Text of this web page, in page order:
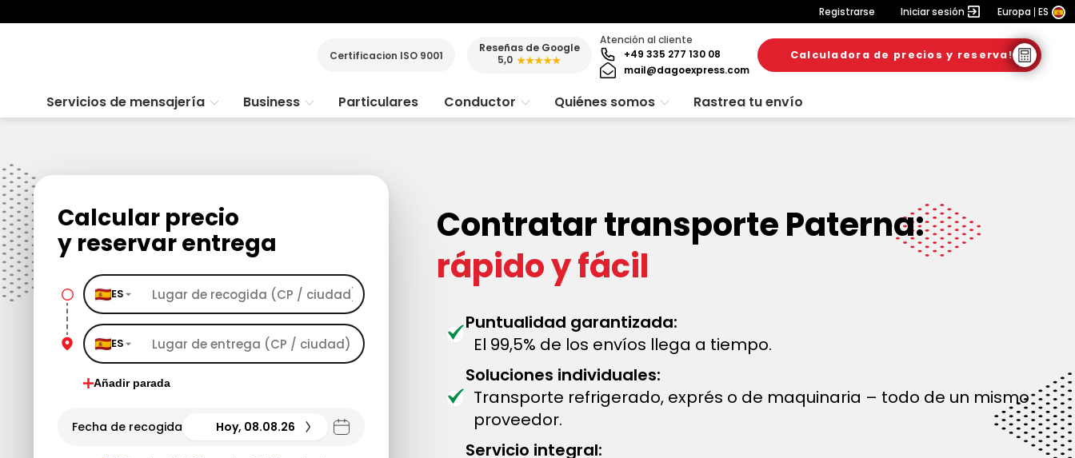
Registrarse Iniciar sesión Europa ES
Certificacion ISO 9001
Reseñas de Google
5,0 ★★★★★
Atención al cliente
+49 335 277 130 08
mail@dagoexpress.com
Calculadora de precios y reserva!
Servicios de mensajería Business Particulares Conductor Quiénes somos Rastrea tu envío
Calcular precio
y reservar entrega
ES
ES
Añadir parada
Fecha de recogida Hoy, 08.08.26
Contratar transporte Paterna:
rápido y fácil
Puntualidad garantizada:
El 99,5% de los envíos llega a tiempo.
Soluciones individuales:
Transporte refrigerado, exprés o de maquinaria – todo de un mismo
proveedor.
Servicio integral: